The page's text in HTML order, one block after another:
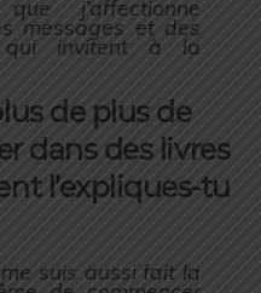
j’affectionne
messages et des
qui invitent à la
de plus de
dans des livres
l’expliques-tu
suis aussi fait la